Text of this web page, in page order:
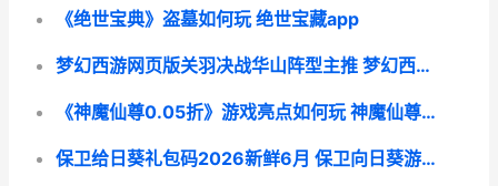
《绝世宝典》盗墓如何玩 绝世宝藏app
梦幻西游网页版关羽决战华山阵型主推 梦幻西游网页版2026兑换码(永久)
《神魔仙尊0.05折》游戏亮点如何玩 神魔仙尊又叫什么
保卫给日葵礼包码2026新鲜6月 保卫向日葵游戏